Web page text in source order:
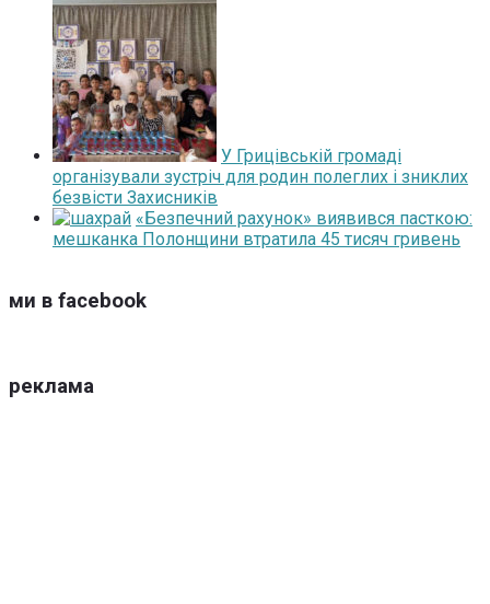
У Грицівській громаді
організували зустріч для родин полеглих і зниклих
безвісти Захисників
«Безпечний рахунок» виявився пасткою:
мешканка Полонщини втратила 45 тисяч гривень
ми в facebook
реклама